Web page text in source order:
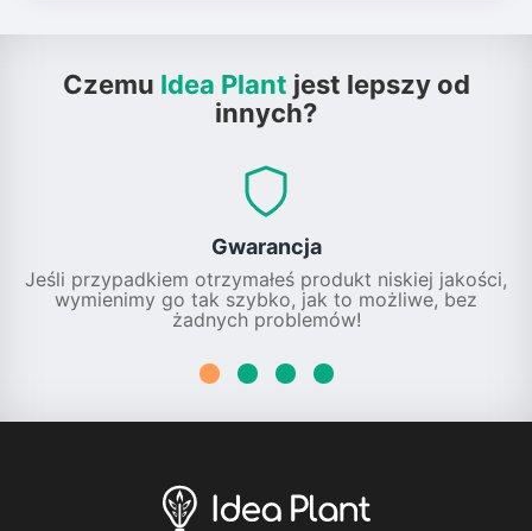
Czemu Idea Plant jest lepszy od
innych?
Gwarancja
Jeśli przypadkiem otrzymałeś produkt niskiej jakości,
wymienimy go tak szybko, jak to możliwe, bez
żadnych problemów!